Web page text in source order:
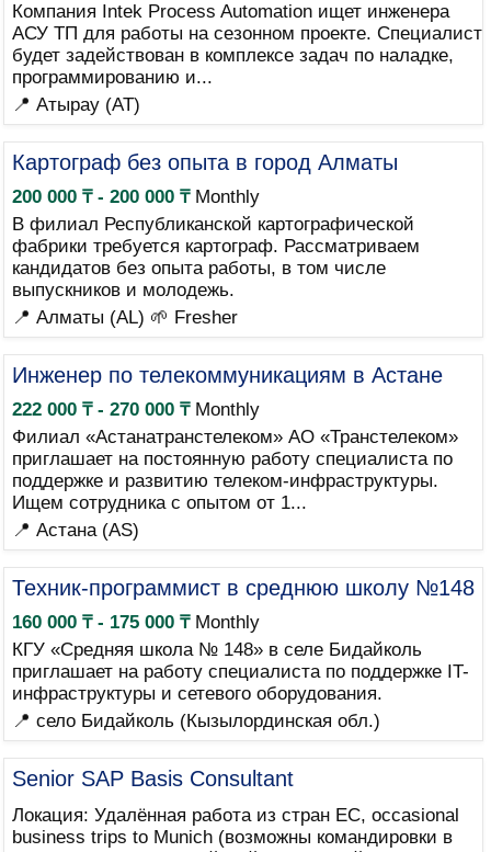
Компания Intek Process Automation ищет инженера
АСУ ТП для работы на сезонном проекте. Специалист
будет задействован в комплексе задач по наладке,
программированию и...
📍 Атырау (AT)
Картограф без опыта в город Алматы
200 000 ₸ - 200 000 ₸Monthly
В филиал Республиканской картографической
фабрики требуется картограф. Рассматриваем
кандидатов без опыта работы, в том числе
выпускников и молодежь.
📍 Алматы (AL) 🌱 Fresher
Инженер по телекоммуникациям в Астане
222 000 ₸ - 270 000 ₸Monthly
Филиал «Астанатранстелеком» АО «Транстелеком»
приглашает на постоянную работу специалиста по
поддержке и развитию телеком-инфраструктуры.
Ищем сотрудника с опытом от 1...
📍 Астана (AS)
Техник-программист в среднюю школу №148
160 000 ₸ - 175 000 ₸Monthly
КГУ «Средняя школа № 148» в селе Бидайколь
приглашает на работу специалиста по поддержке IT-
инфраструктуры и сетевого оборудования.
📍 село Бидайколь (Кызылординская обл.)
Senior SAP Basis Consultant
Локация: Удалённая работа из стран ЕС, occasional
business trips to Munich (возможны командировки в